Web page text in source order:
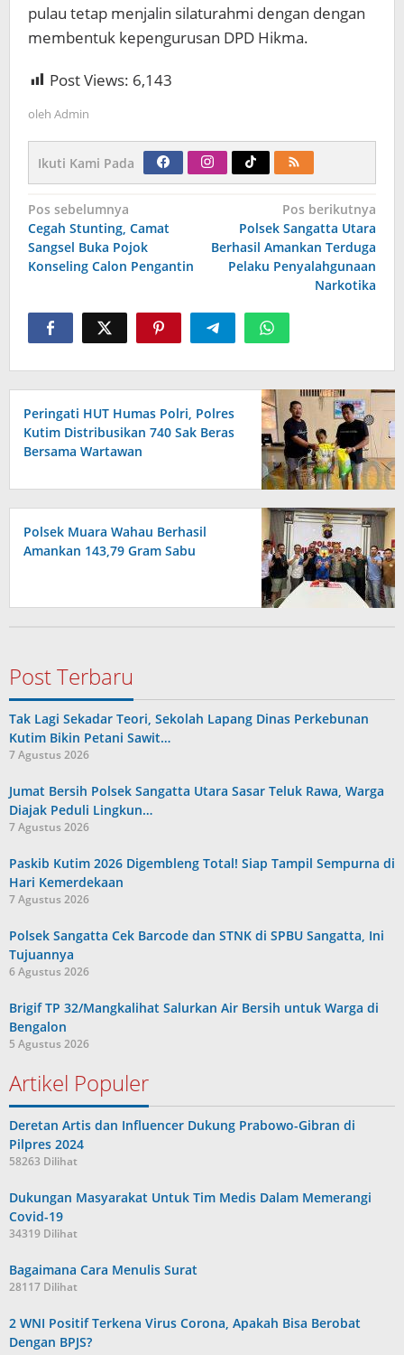
pulau tetap menjalin silaturahmi dengan dengan
membentuk kepengurusan DPD Hikma.
Post Views: 6,143
oleh Admin
Ikuti Kami Pada
Navigasi
pos
Pos sebelumnya
Cegah Stunting, Camat
Sangsel Buka Pojok
Konseling Calon Pengantin
Pos berikutnya
Polsek Sangatta Utara
Berhasil Amankan Terduga
Pelaku Penyalahgunaan
Narkotika
Peringati HUT Humas Polri, Polres
Kutim Distribusikan 740 Sak Beras
Bersama Wartawan
Polsek Muara Wahau Berhasil
Amankan 143,79 Gram Sabu
Post Terbaru
Tak Lagi Sekadar Teori, Sekolah Lapang Dinas Perkebunan
Kutim Bikin Petani Sawit…
7 Agustus 2026
Jumat Bersih Polsek Sangatta Utara Sasar Teluk Rawa, Warga
Diajak Peduli Lingkun…
7 Agustus 2026
Paskib Kutim 2026 Digembleng Total! Siap Tampil Sempurna di
Hari Kemerdekaan
7 Agustus 2026
Polsek Sangatta Cek Barcode dan STNK di SPBU Sangatta, Ini
Tujuannya
6 Agustus 2026
Brigif TP 32/Mangkalihat Salurkan Air Bersih untuk Warga di
Bengalon
5 Agustus 2026
Artikel Populer
Deretan Artis dan Influencer Dukung Prabowo-Gibran di
Pilpres 2024
58263 Dilihat
Dukungan Masyarakat Untuk Tim Medis Dalam Memerangi
Covid-19
34319 Dilihat
Bagaimana Cara Menulis Surat
28117 Dilihat
2 WNI Positif Terkena Virus Corona, Apakah Bisa Berobat
Dengan BPJS?